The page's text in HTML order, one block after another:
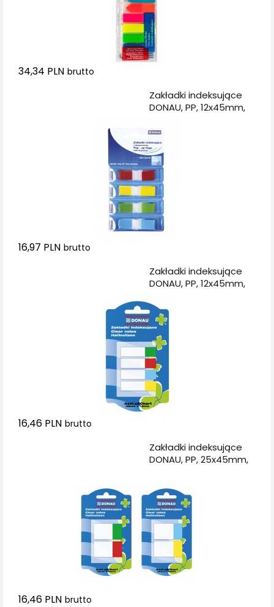
34,34 PLN brutto
Zakładki indeksujące
DONAU, PP, 12x45mm,
16,97 PLN brutto
Zakładki indeksujące
DONAU, PP, 12x45mm,
16,46 PLN brutto
Zakładki indeksujące
DONAU, PP, 25x45mm,
16,46 PLN brutto